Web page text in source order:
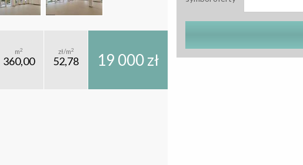
m2
360,00
zł/m2
52,78 19 000 zł